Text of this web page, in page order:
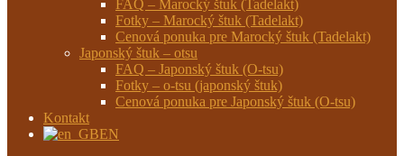
FAQ – Marocký štuk (Tadelakt)
Fotky – Marocký štuk (Tadelakt)
Cenová ponuka pre Marocký štuk (Tadelakt)
Japonský štuk – otsu
FAQ – Japonský štuk (O-tsu)
Fotky – o-tsu (japonský štuk)
Cenová ponuka pre Japonský štuk (O-tsu)
Kontakt
EN